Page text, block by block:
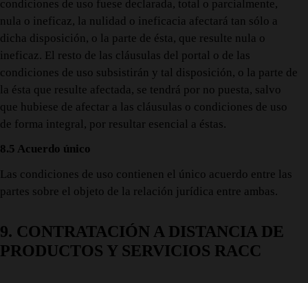
condiciones de uso fuese declarada, total o parcialmente,
nula o ineficaz, la nulidad o ineficacia afectará tan sólo a
dicha disposición, o la parte de ésta, que resulte nula o
ineficaz. El resto de las cláusulas del portal o de las
condiciones de uso subsistirán y tal disposición, o la parte de
la ésta que resulte afectada, se tendrá por no puesta, salvo
que hubiese de afectar a las cláusulas o condiciones de uso
de forma integral, por resultar esencial a éstas.
8.5 Acuerdo único
Las condiciones de uso contienen el único acuerdo entre las
partes sobre el objeto de la relación jurídica entre ambas.
9. CONTRATACIÓN A DISTANCIA DE
PRODUCTOS Y SERVICIOS RACC